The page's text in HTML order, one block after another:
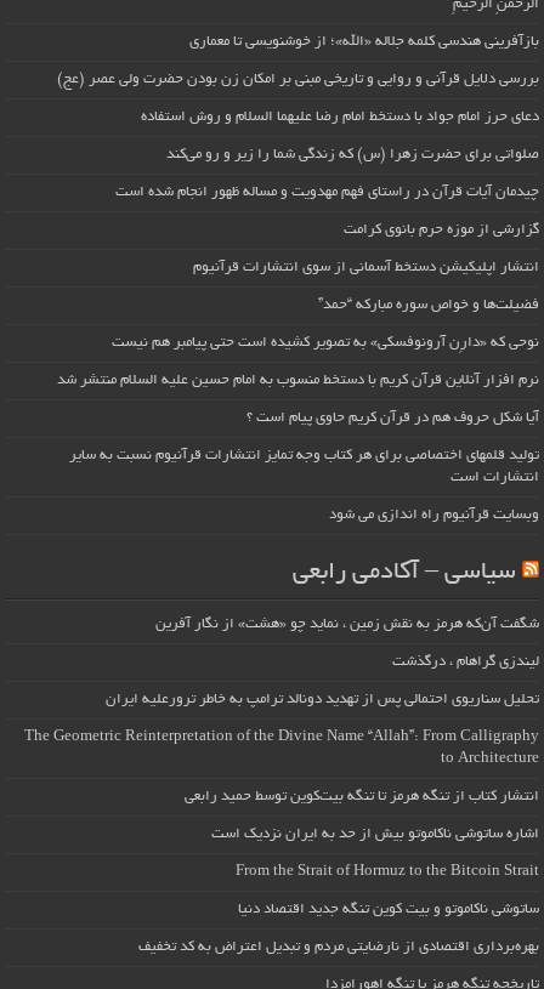
الرَّحمنِ الرَّحیمِ
بازآفرینی هندسی کلمه جلاله «الله»؛ از خوشنویسی تا معماری
بررسی دلایل قرآنی و روایی و تاریخی مبنی بر امکان زن بودن حضرت ولی عصر (عج)
دعای حرز امام جواد با دستخط امام رضا علیهما السلام و روش استفاده
صلواتی برای حضرت زهرا (س) که زندگی شما را زیر و رو می‌کند
چیدمان آیات قرآن در راستای فهم مهدویت و مساله ظهور انجام شده است
گزارشی از موزه حرم بانوی کرامت
انتشار اپلیکیشن دستخط آسمانی از سوی انتشارات قرآنیوم
فضیلت‌ها و خواص سوره مبارکه “حمد”
نوحی که «دارِن آرونوفسکی» به تصویر کشیده است حتی پیامبر هم نیست
نرم افزار آنلاین قرآن کریم با دستخط منسوب به امام حسین علیه السلام منتشر شد
آیا شکل حروف هم در قرآن کریم حاوی پیام است ؟
تولید قلمهای اختصاصی برای هر کتاب وجه تمایز انتشارات قرآنیوم نسبت به سایر
انتشارات است
وبسایت قرآنیوم راه اندازی می شود
سیاسی – آکادمی رابعی
شگفت آن‌که هرمز به نقش زمین ، نماید چو «هشت» از نگار آفرین
لیندزی گراهام ، درگذشت
تحلیل سناریوی احتمالی پس از تهدید دونالد ترامپ به خاطر ترورعلیه ایران
The Geometric Reinterpretation of the Divine Name “Allah”: From Calligraphy
to Architecture
انتشار کتاب از تنگه هرمز تا تنگه بیت‌کوین توسط حمید رابعی
اشاره ساتوشی ناکاموتو بیش از حد به ایران نزدیک است
From the Strait of Hormuz to the Bitcoin Strait
ساتوشی ناکاموتو و بیت کوین تنگه جدید اقتصاد دنیا
بهره‌برداری اقتصادی از نارضایتی مردم و تبدیل اعتراض به کد تخفیف
تاریخچه تنگه هرمز یا تنگه اهورامزدا